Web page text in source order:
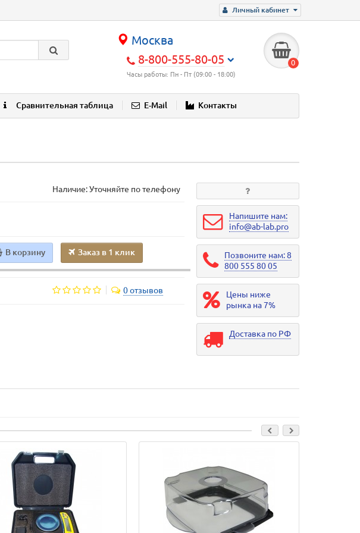
Личный кабинет
Москва
8-800-555-80-05
Часы работы: Пн - Пт (09:00 - 18:00)
0
Сравнительная таблица E-Mail Контакты
Наличие: Уточняйте по телефону
В корзину Заказ в 1 клик
0 отзывов
Напишите нам:
info@ab-lab.pro
Позвоните нам: 8
800 555 80 05
Цены ниже
рынка на 7%
Доставка по РФ